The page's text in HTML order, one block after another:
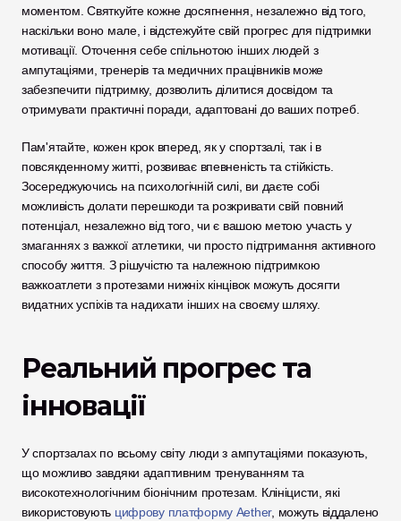
моментом. Святкуйте кожне досягнення, незалежно від того,
наскільки воно мале, і відстежуйте свій прогрес для підтримки
мотивації. Оточення себе спільнотою інших людей з
ампутаціями, тренерів та медичних працівників може
забезпечити підтримку, дозволить ділитися досвідом та
отримувати практичні поради, адаптовані до ваших потреб.
Пам'ятайте, кожен крок вперед, як у спортзалі, так і в
повсякденному житті, розвиває впевненість та стійкість.
Зосереджуючись на психологічній силі, ви даєте собі
можливість долати перешкоди та розкривати свій повний
потенціал, незалежно від того, чи є вашою метою участь у
змаганнях з важкої атлетики, чи просто підтримання активного
способу життя. З рішучістю та належною підтримкою
важкоатлети з протезами нижніх кінцівок можуть досягти
видатних успіхів та надихати інших на своєму шляху.
Реальний прогрес та
інновації
У спортзалах по всьому світу люди з ампутаціями показують,
що можливо завдяки адаптивним тренуванням та
високотехнологічним біонічним протезам. Клініцисти, які
використовують цифрову платформу Aether, можуть віддалено